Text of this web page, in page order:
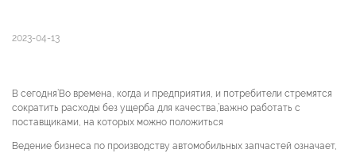
2023-04-13
В сегодня’Во времена, когда и предприятия, и потребители стремятся
сократить расходы без ущерба для качества,’важно работать с
поставщиками, на которых можно положиться
Ведение бизнеса по производству автомобильных запчастей означает,